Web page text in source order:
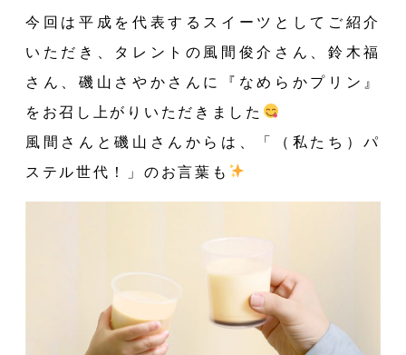
今回は平成を代表するスイーツとしてご紹介
いただき、タレントの風間俊介さん、鈴木福
さん、磯山さやかさんに『なめらかプリン』
をお召し上がりいただきました
風間さんと磯山さんからは、「（私たち）パ
ステル世代！」のお言葉も